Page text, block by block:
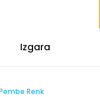
Izgara
Renk